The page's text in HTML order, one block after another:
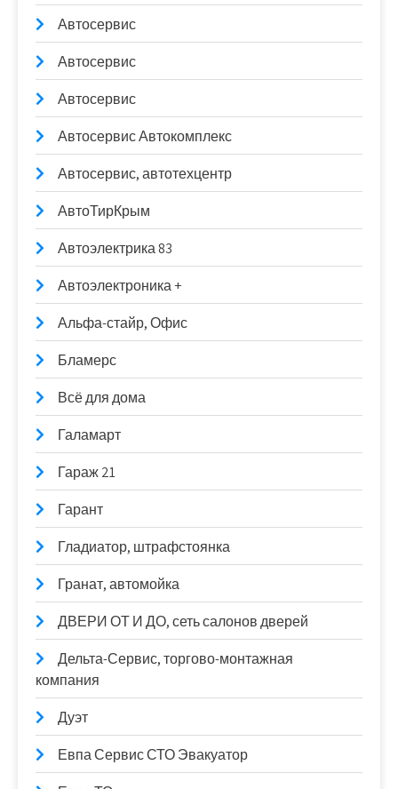
Автосервис
Автосервис
Автосервис
Автосервис Автокомплекс
Автосервис, автотехцентр
АвтоТирКрым
Автоэлектрика 83
Автоэлектроника +
Альфа-стайр, Офис
Бламерс
Всё для дома
Галамарт
Гараж 21
Гарант
Гладиатор, штрафстоянка
Гранат, автомойка
ДВЕРИ ОТ И ДО, сеть салонов дверей
Дельта-Сервис, торгово-монтажная
компания
Дуэт
Евпа Сервис СТО Эвакуатор